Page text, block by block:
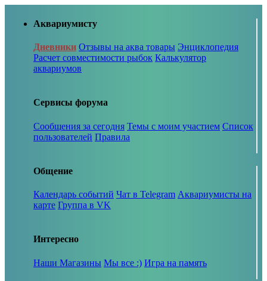
Аквариумисту
Дневники Отзывы на аква товары Энциклопедия
Расчет совместимости рыбок Калькулятор
аквариумов
Сервисы форума
Сообщения за сегодня Темы с моим участием Список
пользователей Правила
Общение
Календарь событий Чат в Telegram Аквариумисты на
карте Группа в VK
Интересно
Наши Магазины Мы все :) Игра на память